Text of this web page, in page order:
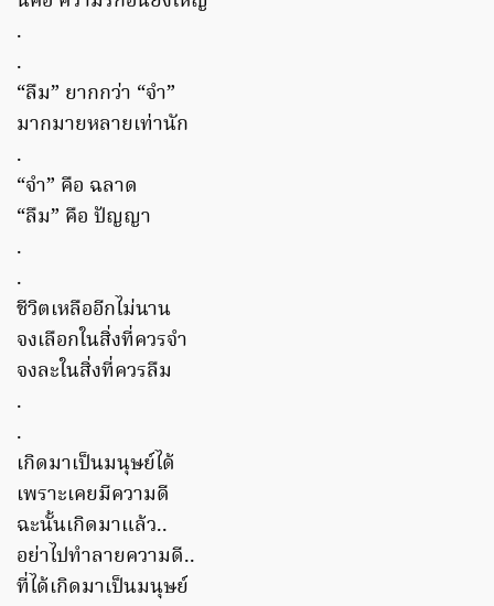
.
.
“ลืม” ยากกว่า “จำ”
มากมายหลายเท่านัก
.
“จำ” คือ ฉลาด
“ลืม” คือ ปัญญา
.
.
ชีวิตเหลืออีกไม่นาน
จงเลือกในสิ่งที่ควรจำ
จงละในสิ่งที่ควรลืม
.
.
เกิดมาเป็นมนุษย์ได้
เพราะเคยมีความดี
ฉะนั้นเกิดมาแล้ว..
อย่าไปทำลายความดี..
ที่ได้เกิดมาเป็นมนุษย์